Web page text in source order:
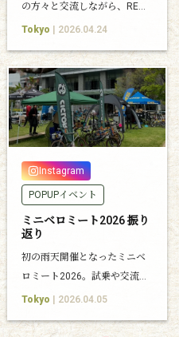
の方々と交流しながら、RE
TOKYO・CICLOREの世界観を
Tokyo | 2026.04.24
Instagram
POPUPイベント
ミニベロミート2026 振り
返り
初の雨天開催となったミニベ
ロミート2026。試乗や交流を
通して、多くの方にご参加い
Tokyo | 2026.04.05